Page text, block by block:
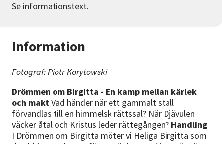
Information
Fotograf: Piotr Korytowski
Drömmen om Birgitta - En kamp mellan kärlek
och maktVad händer när ett gammalt stall
förvandlas till en himmelsk rättssal? När Djävulen
väcker åtal och Kristus leder rättegången? Handling
I Drömmen om Birgitta möter vi Heliga Birgitta som
Se informationstext.